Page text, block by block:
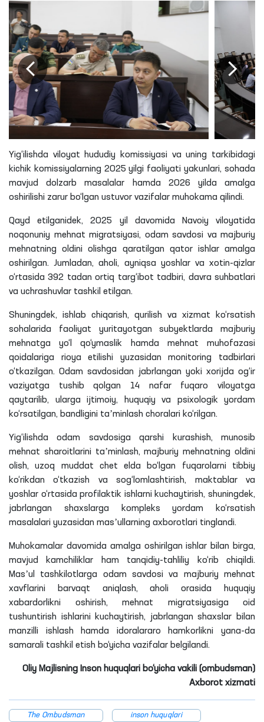
Yig‘ilishda viloyat hududiy komissiyasi va uning tarkibidagi
kichik komissiyalarning 2025 yilgi faoliyati yakunlari, sohada
mavjud dolzarb masalalar hamda 2026 yilda amalga
oshirilishi zarur bo‘lgan ustuvor vazifalar muhokama qilindi.
Qayd etilganidek, 2025 yil davomida Navoiy viloyatida
noqonuniy mehnat migratsiyasi, odam savdosi va majburiy
mehnatning oldini olishga qaratilgan qator ishlar amalga
oshirilgan. Jumladan, aholi, ayniqsa yoshlar va xotin-qizlar
o‘rtasida 392 tadan ortiq targ‘ibot tadbiri, davra suhbatlari
va uchrashuvlar tashkil etilgan.
Shuningdek, ishlab chiqarish, qurilish va xizmat ko‘rsatish
sohalarida faoliyat yuritayotgan subyektlarda majburiy
mehnatga yo‘l qo‘ymaslik hamda mehnat muhofazasi
qoidalariga rioya etilishi yuzasidan monitoring tadbirlari
o‘tkazilgan. Odam savdosidan jabrlangan yoki xorijda og‘ir
vaziyatga tushib qolgan 14 nafar fuqaro viloyatga
qaytarilib, ularga ijtimoiy, huquqiy va psixologik yordam
ko‘rsatilgan, bandligini taʼminlash choralari ko‘rilgan.
Yig‘ilishda odam savdosiga qarshi kurashish, munosib
mehnat sharoitlarini taʼminlash, majburiy mehnatning oldini
olish, uzoq muddat chet elda bo‘lgan fuqarolarni tibbiy
ko‘rikdan o‘tkazish va sog‘lomlashtirish, maktablar va
yoshlar o‘rtasida profilaktik ishlarni kuchaytirish, shuningdek,
jabrlangan shaxslarga kompleks yordam ko‘rsatish
masalalari yuzasidan masʼullarning axborotlari tinglandi.
Muhokamalar davomida amalga oshirilgan ishlar bilan birga,
mavjud kamchiliklar ham tanqidiy-tahliliy ko‘rib chiqildi.
Masʼul tashkilotlarga odam savdosi va majburiy mehnat
xavflarini barvaqt aniqlash, aholi orasida huquqiy
xabardorlikni oshirish, mehnat migratsiyasiga oid
tushuntirish ishlarini kuchaytirish, jabrlangan shaxslar bilan
manzilli ishlash hamda idoralararo hamkorlikni yana-da
samarali tashkil etish bo‘yicha vazifalar belgilandi.
Oliy Majlisning Inson huquqlari bo‘yicha vakili (ombudsman)
Axborot xizmati
The Ombudsman inson huquqlari